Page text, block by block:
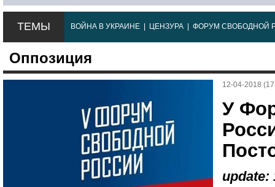
ТЕМЫ ВОЙНА В УКРАИНЕ ЦЕНЗУРА ФОРУМ СВОБОДНОЙ
Оппозиция
12-04-2018
У
update: